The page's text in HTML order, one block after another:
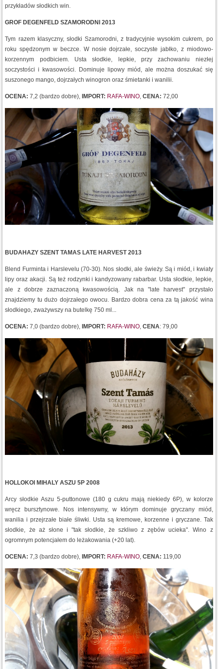
przykładów słodkich win.
GROF DEGENFELD SZAMORODNI 2013
Tym razem klasyczny, słodki Szamorodni, z tradycyjnie wysokim cukrem, po
roku spędzonym w beczce. W nosie dojrzałe, soczyste jabłko, z miodowo-
korzennym podbiciem. Usta słodkie, lepkie, przy zachowaniu niezłej
soczystości i kwasowości. Dominuje lipowy miód, ale można doszukać się
suszonego mango, dojrzałych winogron oraz śmietanki i wanilii.
OCENA: 7,2 (bardzo dobre),IMPORT: RAFA-WINO, CENA: 72,00
BUDAHAZY SZENT TAMAS LATE HARVEST 2013
Blend Furminta i Harslevelu (70-30). Nos słodki, ale świeży. Są i miód, i kwiaty
lipy oraz akacji. Są też rodzynki i kandyzowany rabarbar. Usta słodkie, lepkie,
ale z dobrze zaznaczoną kwasowością. Jak na "late harvest" przystało
znajdziemy tu dużo dojrzałego owocu. Bardzo dobra cena za tą jakość wina
słodkiego, zważywszy na butelkę 750 ml...
OCENA: 7,0 (bardzo dobre), IMPORT: RAFA-WINO,CENA: 79,00
HOLLOKOI MIHALY ASZU 5P 2008
Arcy słodkie Aszu 5-puttonowe (180 g cukru mają niekiedy 6P), w kolorze
wręcz bursztynowe. Nos intensywny, w którym dominuje gryczany miód,
wanilia i przejrzałe białe śliwki. Usta są kremowe, korzenne i gryczane. Tak
słodkie, że aż słone i "tak słodkie, że szkliwo z zębów ucieka". Wino z
ogromnym potencjałem do leżakowania (+20 lat).
OCENA: 7,3 (bardzo dobre), IMPORT: RAFA-WINO,CENA: 119,00